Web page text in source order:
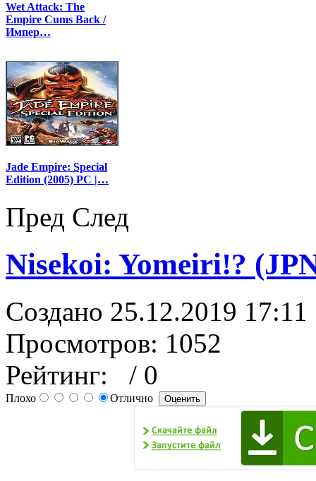
Wet Attack: The
Empire Cums Back /
Импер…
Jade Empire: Special
Edition (2005) PC |…
Пред След
Nisekoi: Yomeiri!?
Создано 25.12.2019 17:11
Просмотров: 1052
Рейтинг:
/ 0
Плохо Отлично